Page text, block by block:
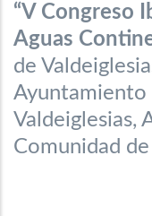
“V Congreso
Aguas
de
Ayuntamiento
Valdeiglesias,
Comunidad